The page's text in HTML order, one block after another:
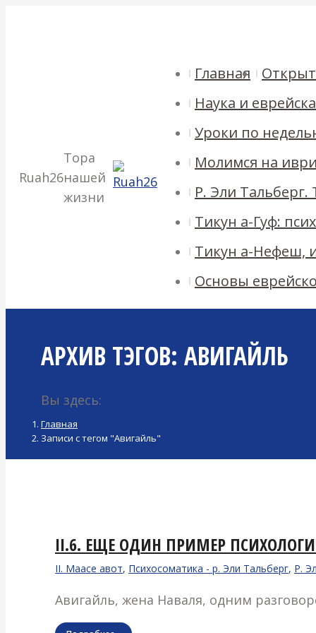
Ruah26
Тора
нашей
жизни
Главная
Наука и
Уроки по
Молимся на
Р. Эли Тальберг.
Тикун а-Гуф:
Тикун а-Нефеш,
Основы
АРХИВ ТЭГОВ: АВИГАЙЛЬ
Вы здесь:
Главная
Записи с тегом "Авигайль"
II.6. ЕЩЕ ОДИН ПРИМЕР
II. Маасе авот, Психосоматика - р. Эли Тальберг, Р.
Авигайль, жена Наваля, одним